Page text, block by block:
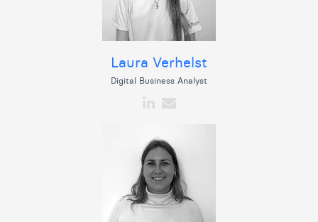
Laura Verhelst
Digital Business Analyst